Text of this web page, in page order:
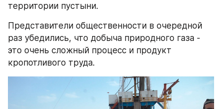
территории пустыни.
Представители общественности в очередной
раз убедились, что добыча природного газа -
это очень сложный процесс и продукт
кропотливого труда.